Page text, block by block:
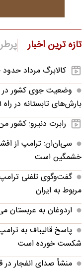
تازه ترین اخبار
کالابرگ مرداد حدود ۴۰‌ میلیون نفر شارژ شد
بارش‌های تابستانه در راه ۱۱ استان
رابرت دنیرو:
سی‌ان‌ان: ترامپ از
خشمگین است
گفت‌وگوی تلفنی
مربوط به ایران
اردوغان به عربستان
پاسخ قالیباف به
شکست خورده است
منشأ صدای انفجار